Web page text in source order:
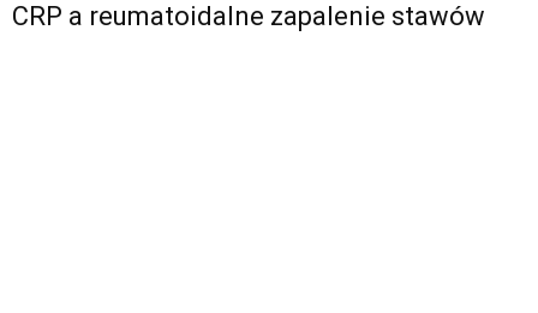
CRP a reumatoidalne zapalenie stawów